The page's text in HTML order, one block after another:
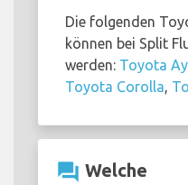
Die folgenden
können bei Split
werden: Toyota
Toyota Corolla,
question_answer Welche